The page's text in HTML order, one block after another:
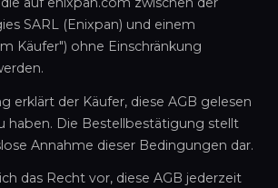
SARL (Enixpan) und einem
Käufer") ohne Einschränkung
erklärt der Käufer, diese AGB gelesen
haben. Die Bestellbestätigung stellt
Annahme dieser Bedingungen dar.
das Recht vor, diese AGB jederzeit